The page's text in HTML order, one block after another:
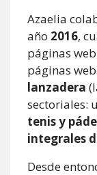
Azaelia
año 2016,
páginas
páginas
lanzadera
sectoriales:
tenis y
integrales
Desde